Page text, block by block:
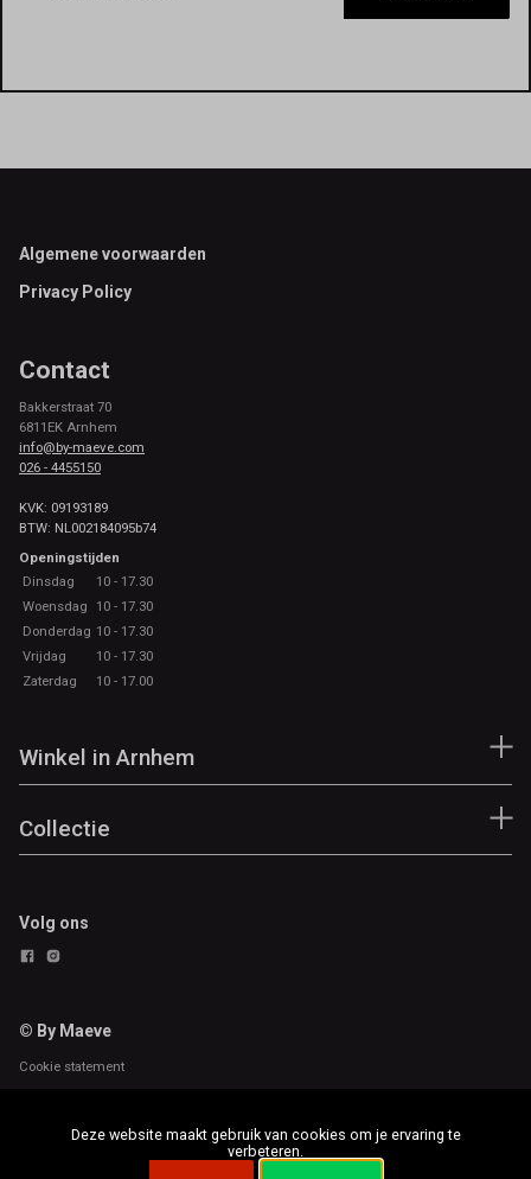
Footer
Algemene voorwaarden
Privacy Policy
Contact
Bakkerstraat 70
6811EK Arnhem
info@by-maeve.com
026 - 4455150
KVK: 09193189
BTW: NL002184095b74
Openingstijden
Dinsdag
10 - 17.30
Woensdag
10 - 17.30
Donderdag 10 - 17.30
Vrijdag
10 - 17.30
Zaterdag
10 - 17.00
Winkel in Arnhem
Collectie
Volg ons
© By Maeve
Cookie statement
Deze website maakt gebruik van cookies om je ervaring te
verbeteren.